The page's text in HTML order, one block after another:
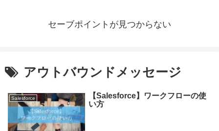
セーブポイントが見つからない
アウトバウンドメッセージ
Salesforce
【Salesforce】ワークフローの使
い方